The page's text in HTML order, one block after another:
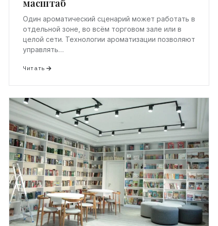
Один ароматический сценарий может работать в
отдельной зоне, во всём торговом зале или в
целой сети. Технологии ароматизации позволяют
управлять…
Читать